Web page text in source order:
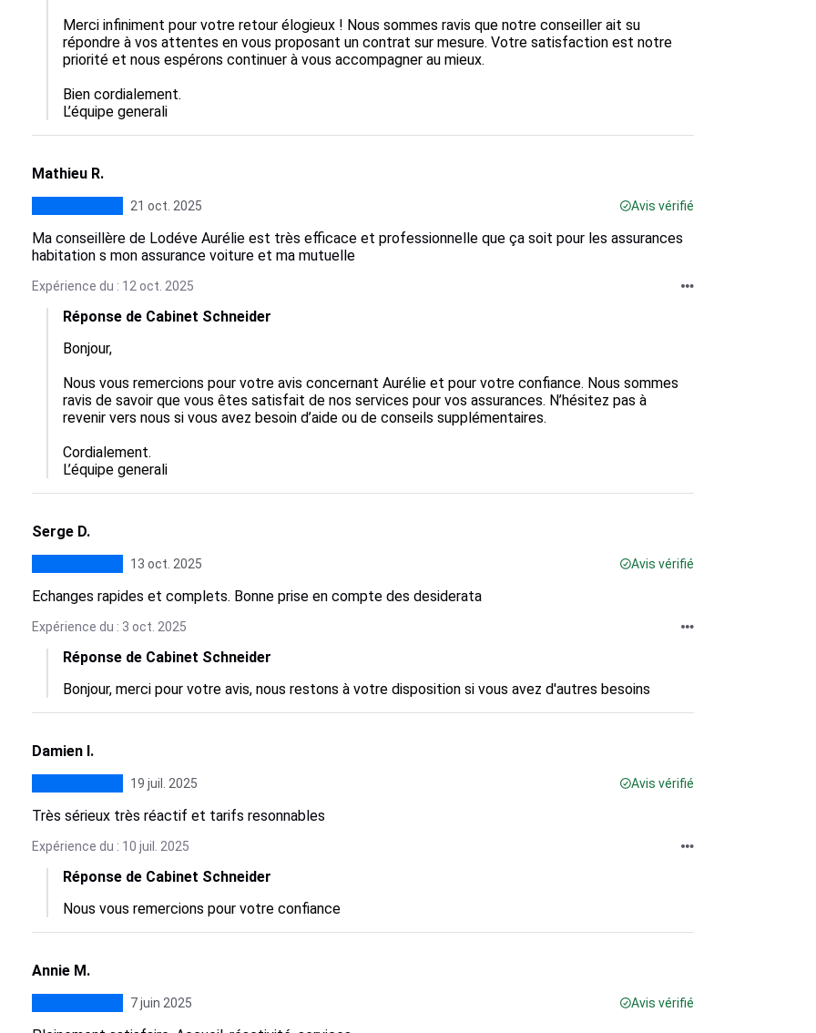
Merci infiniment pour votre retour élogieux ! Nous sommes ravis que notre conseiller ait su
répondre à vos attentes en vous proposant un contrat sur mesure. Votre satisfaction est notre
priorité et nous espérons continuer à vous accompagner au mieux.
Bien cordialement.
L’équipe generali
Mathieu R.
21 oct. 2025 Avis vérifié
Ma conseillère de Lodéve Aurélie est très efficace et professionnelle que ça soit pour les assurances
habitation s mon assurance voiture et ma mutuelle
Expérience du : 12 oct. 2025
Réponse de Cabinet Schneider
Bonjour,
Nous vous remercions pour votre avis concernant Aurélie et pour votre confiance. Nous sommes
ravis de savoir que vous êtes satisfait de nos services pour vos assurances. N’hésitez pas à
revenir vers nous si vous avez besoin d’aide ou de conseils supplémentaires.
Cordialement.
L’équipe generali
Serge D.
13 oct. 2025 Avis vérifié
Echanges rapides et complets. Bonne prise en compte des desiderata
Expérience du : 3 oct. 2025
Réponse de Cabinet Schneider
Bonjour, merci pour votre avis, nous restons à votre disposition si vous avez d'autres besoins
Damien I.
19 juil. 2025 Avis vérifié
Très sérieux très réactif et tarifs resonnables
Expérience du : 10 juil. 2025
Réponse de Cabinet Schneider
Nous vous remercions pour votre confiance
Annie M.
7 juin 2025 Avis vérifié